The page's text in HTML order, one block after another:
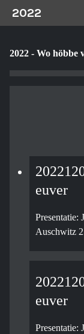
2022 - Wo höbbe
euver
Presentatie:
Auschwitz
euver
Presentatie:
2022